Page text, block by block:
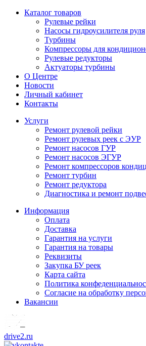
Каталог товаров
Рулевые рейки
Насосы гидроусилителя руля
Турбины
Компрессоры для
Рулевые редукторы
Актуаторы турбины
О Центре
Новости
Личный кабинет
Контакты
Услуги
Ремонт рулевой рейки
Ремонт рулевых реек с ЭУР
Ремонт насосов ГУР
Ремонт насосов ЭГУР
Ремонт компрессоров
Ремонт турбин
Ремонт редуктора
Диагностика и ремонт
Информация
Оплата
Доставка
Гарантия на услуги
Гарантия на товары
Реквизиты
Закупка БУ реек
Карта сайта
Политика
Согласие на обработку
Вакансии
drive2.ru